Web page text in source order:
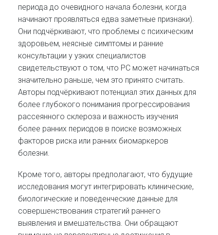
периода до очевидного начала болезни, когда
начинают проявляться едва заметные признаки).
Они подчёркивают, что проблемы с психическим
здоровьем, неясные симптомы и ранние
консультации у узких специалистов
свидетельствуют о том, что РС может начинаться
значительно раньше, чем это принято считать.
Авторы подчёркивают потенциал этих данных для
более глубокого понимания прогрессирования
рассеянного склероза и важность изучения
более ранних периодов в поиске возможных
факторов риска или ранних биомаркеров
болезни.
Кроме того, авторы предполагают, что будущие
исследования могут интегрировать клинические,
биологические и поведенческие данные для
совершенствования стратегий раннего
выявления и вмешательства. Они обращают